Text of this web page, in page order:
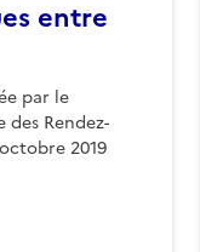
entre
par le
Rendez-
2019